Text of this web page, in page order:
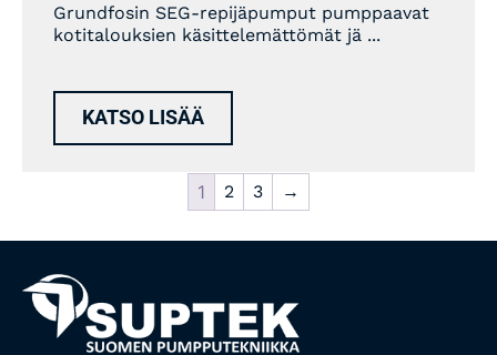
Grundfosin SEG-repijäpumput pumppaavat
kotitalouksien käsittelemättömät jä ...
KATSO LISÄÄ
1 2 3 →